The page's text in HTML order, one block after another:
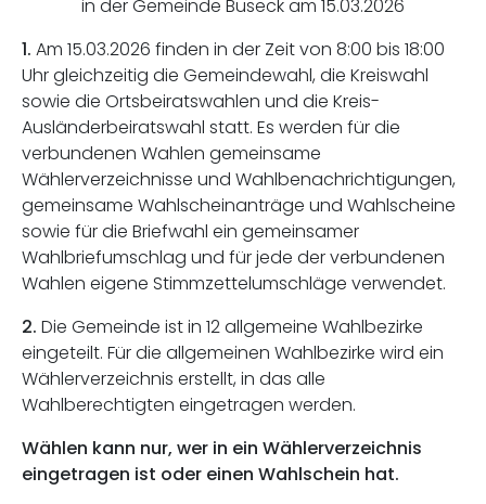
in der Gemeinde Buseck am 15.03.2026
1. Am 15.03.2026 finden in der Zeit von 8:00 bis 18:00
Uhr gleichzeitig die Gemeindewahl, die Kreiswahl
sowie die Ortsbeiratswahlen und die Kreis-
Ausländerbeiratswahl statt. Es werden für die
verbundenen Wahlen gemeinsame
Wählerverzeichnisse und Wahlbenachrichtigungen,
gemeinsame Wahlscheinanträge und Wahlscheine
sowie für die Briefwahl ein gemeinsamer
Wahlbriefumschlag und für jede der verbundenen
Wahlen eigene Stimmzettelumschläge verwendet.
2. Die Gemeinde ist in 12 allgemeine Wahlbezirke
eingeteilt. Für die allgemeinen Wahlbezirke wird ein
Wählerverzeichnis erstellt, in das alle
Wahlberechtigten eingetragen werden.
Wählen kann nur, wer in ein Wählerverzeichnis
eingetragen ist oder einen Wahlschein hat.